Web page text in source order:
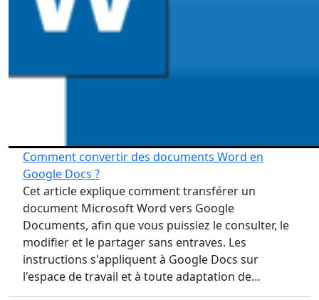
Comment convertir des documents Word en
Google Docs ?
Cet article explique comment transférer un
document Microsoft Word vers Google
Documents, afin que vous puissiez le consulter, le
modifier et le partager sans entraves. Les
instructions s'appliquent à Google Docs sur
l'espace de travail et à toute adaptation de…